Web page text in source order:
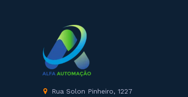
Rua Solon Pinheiro, 1227